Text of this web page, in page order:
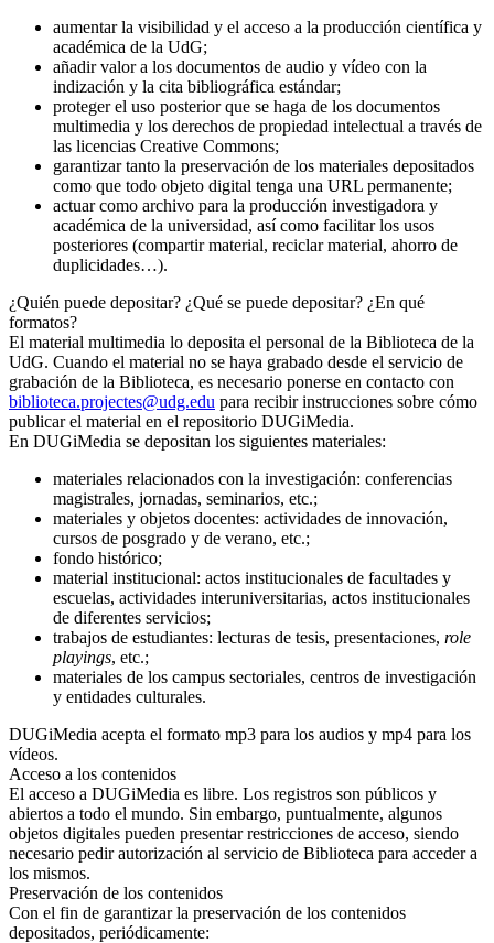
aumentar la visibilidad y el acceso a la producción científica y
académica de la UdG;
añadir valor a los documentos de audio y vídeo con la
indización y la cita bibliográfica estándar;
proteger el uso posterior que se haga de los documentos
multimedia y los derechos de propiedad intelectual a través de
las licencias Creative Commons;
garantizar tanto la preservación de los materiales depositados
como que todo objeto digital tenga una URL permanente;
actuar como archivo para la producción investigadora y
académica de la universidad, así como facilitar los usos
posteriores (compartir material, reciclar material, ahorro de
duplicidades…).
¿Quién puede depositar? ¿Qué se puede depositar? ¿En qué
formatos?
El material multimedia lo deposita el personal de la Biblioteca de la
UdG. Cuando el material no se haya grabado desde el servicio de
grabación de la Biblioteca, es necesario ponerse en contacto con
biblioteca.projectes@udg.edu para recibir instrucciones sobre cómo
publicar el material en el repositorio DUGiMedia.
En DUGiMedia se depositan los siguientes materiales:
materiales relacionados con la investigación: conferencias
magistrales, jornadas, seminarios, etc.;
materiales y objetos docentes: actividades de innovación,
cursos de posgrado y de verano, etc.;
fondo histórico;
material institucional: actos institucionales de facultades y
escuelas, actividades interuniversitarias, actos institucionales
de diferentes servicios;
trabajos de estudiantes: lecturas de tesis, presentaciones, role
playings, etc.;
materiales de los campus sectoriales, centros de investigación
y entidades culturales.
DUGiMedia acepta el formato mp3 para los audios y mp4 para los
vídeos.
Acceso a los contenidos
El acceso a DUGiMedia es libre. Los registros son públicos y
abiertos a todo el mundo. Sin embargo, puntualmente, algunos
objetos digitales pueden presentar restricciones de acceso, siendo
necesario pedir autorización al servicio de Biblioteca para acceder a
los mismos.
Preservación de los contenidos
Con el fin de garantizar la preservación de los contenidos
depositados, periódicamente: